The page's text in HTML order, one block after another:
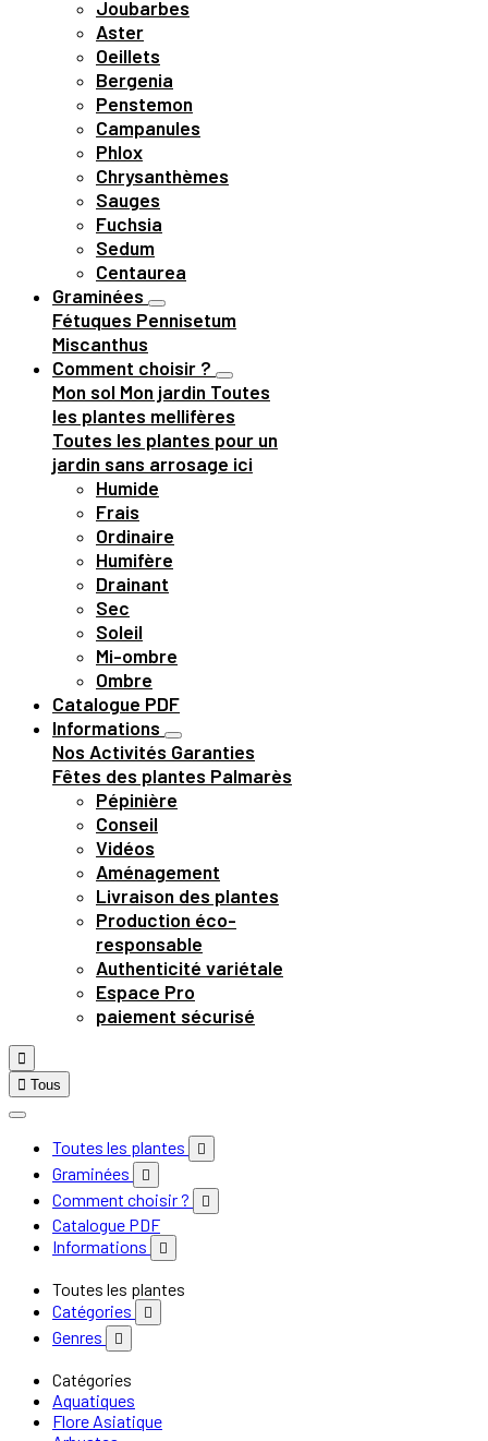
Joubarbes
Aster
Oeillets
Bergenia
Penstemon
Campanules
Phlox
Chrysanthèmes
Sauges
Fuchsia
Sedum
Centaurea
Graminées
Fétuques Pennisetum
Miscanthus
Comment choisir ?
Mon sol Mon jardin Toutes
les plantes mellifères
Toutes les plantes pour un
jardin sans arrosage ici
Humide
Frais
Ordinaire
Humifère
Drainant
Sec
Soleil
Mi-ombre
Ombre
Catalogue PDF
Informations
Nos Activités Garanties
Fêtes des plantes Palmarès
Pépinière
Conseil
Vidéos
Aménagement
Livraison des plantes
Production éco-
responsable
Authenticité variétale
Espace Pro
paiement sécurisé

 Tous
Toutes les plantes 
Graminées 
Comment choisir ? 
Catalogue PDF
Informations

Toutes les plantes
Catégories

Genres 
Catégories
Aquatiques
Flore Asiatique